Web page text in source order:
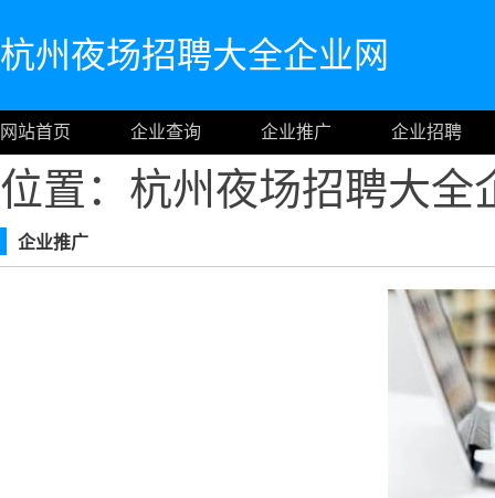
杭州夜场招聘大全企业网
网站首页 企业查询 企业推广 企业招聘
位置：杭州夜场招聘大全
企业推广